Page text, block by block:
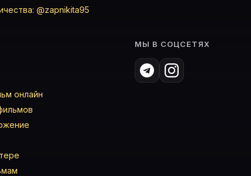
@zapnikita95
онлайн
МЫ В СОЦСЕТЯХ